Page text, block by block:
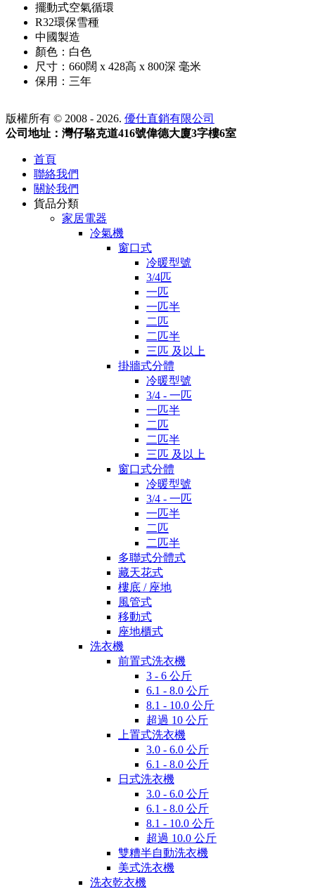
擺動式空氣循環
R32環保雪種
中國製造
顏色：白色
尺寸：660闊 x 428高 x 800深 毫米
保用：三年
版權所有 © 2008 - 2026. 優仕直銷有限公司
公司地址：灣仔駱克道416號偉德大廈3字樓6室
首頁
聯絡我們
關於我們
貨品分類
家居電器
冷氣機
窗口式
冷暖型號
3/4匹
一匹
一匹半
二匹
二匹半
三匹 及以上
掛牆式分體
冷暖型號
3/4 - 一匹
一匹半
二匹
二匹半
三匹 及以上
窗口式分體
冷暖型號
3/4 - 一匹
一匹半
二匹
二匹半
多聯式分體式
藏天花式
樓底 / 座地
風管式
移動式
座地櫃式
洗衣機
前置式洗衣機
3 - 6 公斤
6.1 - 8.0 公斤
8.1 - 10.0 公斤
超過 10 公斤
上置式洗衣機
3.0 - 6.0 公斤
6.1 - 8.0 公斤
日式洗衣機
3.0 - 6.0 公斤
6.1 - 8.0 公斤
8.1 - 10.0 公斤
超過 10.0 公斤
雙糟半自動洗衣機
美式洗衣機
洗衣乾衣機